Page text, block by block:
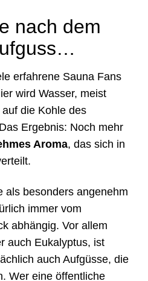
nach dem
erfahrene Sauna Fans
wird Wasser, meist
die Kohle des
Ergebnis: Noch mehr
Aroma, das sich in
als besonders angenehm
immer vom
abhängig. Vor allem
auch Eukalyptus, ist
auch Aufgüsse, die
Wer eine öffentliche